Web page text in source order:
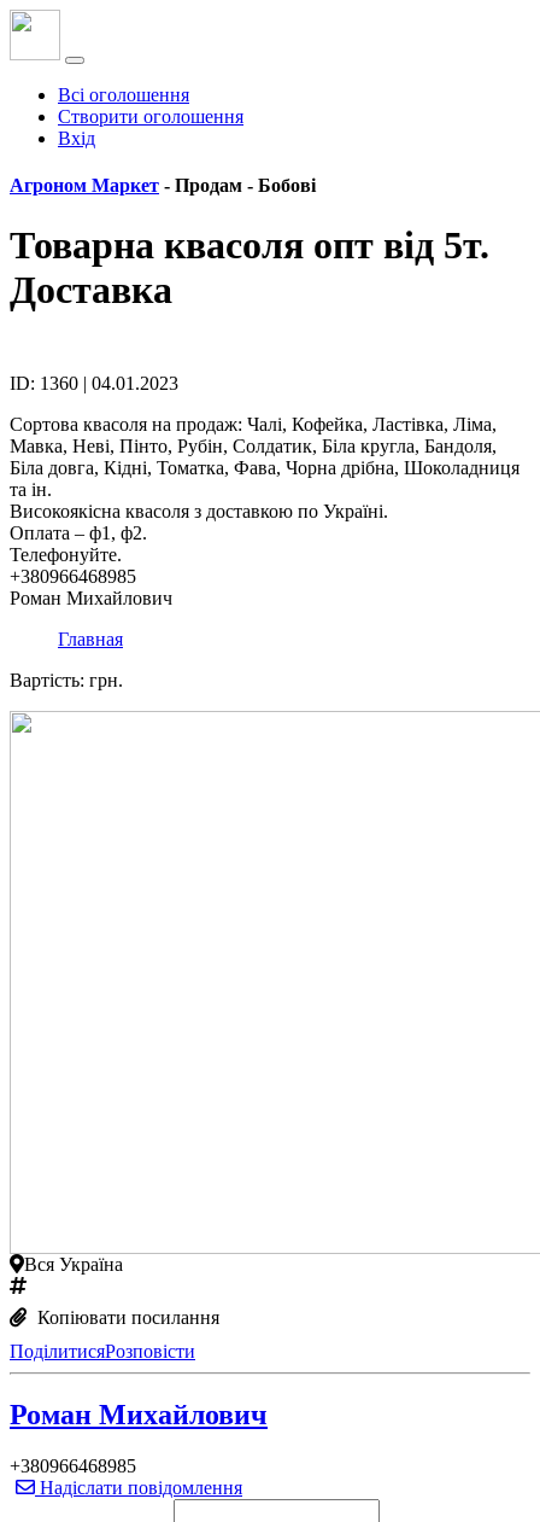
Всі оголошення
Створити оголошення
Вхід
Агроном Маркет - Продам - Бобові
Товарна квасоля опт від 5т.
Доставка
ID: 1360 | 04.01.2023
Сортова квасоля на продаж: Чалі, Кофейка, Ластівка, Ліма,
Мавка, Неві, Пінто, Рубін, Солдатик, Біла кругла, Бандоля,
Біла довга, Кідні, Томатка, Фава, Чорна дрібна, Шоколадниця
та ін.
Високоякісна квасоля з доставкою по Україні.
Оплата – ф1, ф2.
Телефонуйте.
+380966468985
Роман Михайлович
Главная
Вартість: грн.
Вся Україна
Копіювати посилання
ПоділитисяРозповісти
Роман Михайлович
+380966468985
Надіслати повідомлення